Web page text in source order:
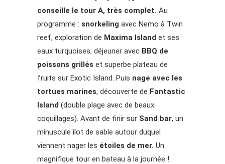
conseille le tour A, très complet. Au
programme : snorkeling avec Nemo à Twin
reef, exploration de Maxima Island et ses
eaux turquoises, déjeuner avec BBQ de
poissons grillés et superbe plateau de
fruits sur Exotic Island. Puis nage avec les
tortues marines, découverte de Fantastic
Island (double plage avec de beaux
coquillages). Avant de finir sur Sand bar, un
minuscule îlot de sable autour duquel
viennent nager les étoiles de mer. Un
magnifique tour en bateau à la journée !